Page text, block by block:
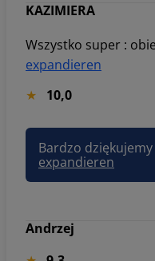
KAZIMIERA
expandieren
10,0
expandieren
Andrzej